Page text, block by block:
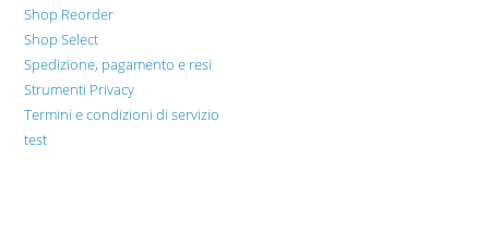
Shop Reorder
Shop Select
Spedizione, pagamento e resi
Strumenti Privacy
Termini e condizioni di servizio
test